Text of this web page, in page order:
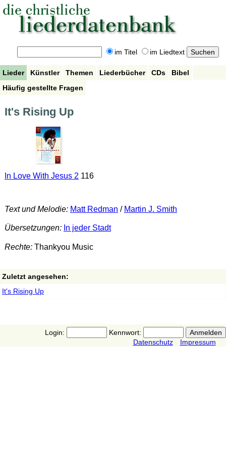
im Titel im Liedtext
Lieder Künstler Themen Liederbücher CDs
Bibel
Häufig gestellte Fragen
It's Rising Up
In Love With Jesus 2 116
Text und Melodie: Matt Redman / Martin J. Smith
Übersetzungen: In jeder Stadt
Rechte:Thankyou Music
Zuletzt angesehen:
It's Rising Up
Login:
Kennwort:
Datenschutz
Impressum